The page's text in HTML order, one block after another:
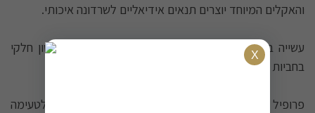
והאקלים המיוחד יוצרים תנאים אידיאליים לשרדונה איכותי.
עשייה בוטיקית מתוחכמת: בציר ידני קפדני, תסיסה ויישון חלקי
בחביות אלון צרפתיות - כל שלב מתואם למען המצוינות.
פרופיל חושי מרהיב: צבע: זהוב בהיר וחמים שמזמין לטעימה